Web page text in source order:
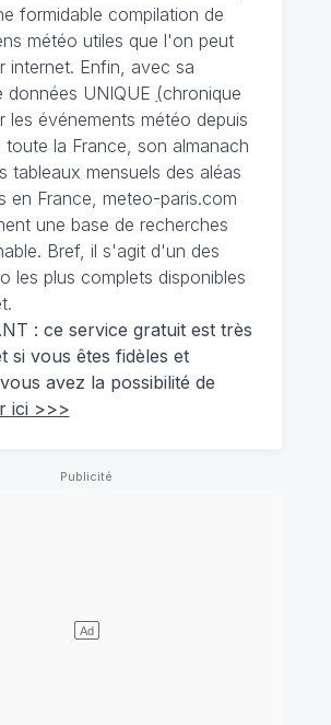
formidable compilation de
météo utiles que l'on peut
internet. Enfin, avec sa
données UNIQUE (chronique
les événements météo depuis
toute la France, son almanach
tableaux mensuels des aléas
en France, meteo-paris.com
une base de recherches
Bref, il s'agit d'un des
les plus complets disponibles
: ce service gratuit est très
si vous êtes fidèles et
avez la possibilité de
ici >>>